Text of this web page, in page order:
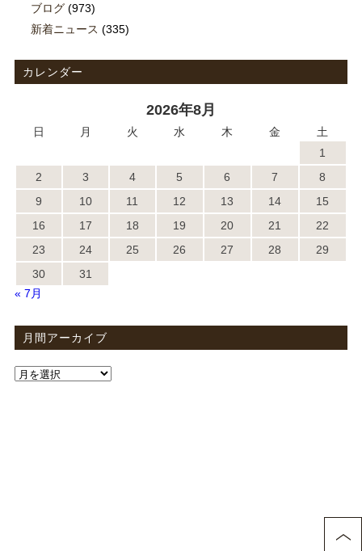
ブログ(973)
新着ニュース (335)
カレンダー
2026年8月
日 月 火 水 木 金
土
1
2
3 4 5 6 7
8
9
10 11 12 13 14
15
16
17 18 19 20 21
22
23
24 25 26 27 28
29
30
31
« 7月
月間アーカイブ